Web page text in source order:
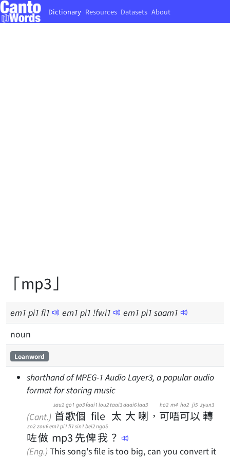
Dictionary Resources Datasets About
「mp3」
em1 pi1 fi1 em1 pi1 !fwi1 em1 pi1 saam1
noun
Loanword
shorthand of MPEG-1 Audio Layer3, a popular audio
format for storing music
(Cant.) 首
sau2
歌
go1
個
go3
file
faai1 lou2
太
taai3
大
daai6
喇
laa3
， 可
ho2
唔
m4
可
ho2
以
ji5
轉
zyun3
咗
zo2
做
zou6
mp3
em1 pi1 fi1
先
sin1
俾
bei2
我
ngo5
？
(Eng.) This song's file is too big, can you convert it